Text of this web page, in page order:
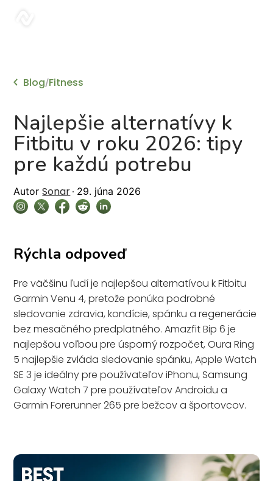
Blog/Fitness
Najlepšie alternatívy k
Fitbitu v roku 2026: tipy
pre každú potrebu
Autor Sonar 29. júna 2026
Rýchla odpoveď
Pre väčšinu ľudí je najlepšou alternatívou k Fitbitu
Garmin Venu 4, pretože ponúka podrobné
sledovanie zdravia, kondície, spánku a regenerácie
bez mesačného predplatného. Amazfit Bip 6 je
najlepšou voľbou pre úsporný rozpočet, Oura Ring
5 najlepšie zvláda sledovanie spánku, Apple Watch
SE 3 je ideálny pre používateľov iPhonu, Samsung
Galaxy Watch 7 pre používateľov Androidu a
Garmin Forerunner 265 pre bežcov a športovcov.